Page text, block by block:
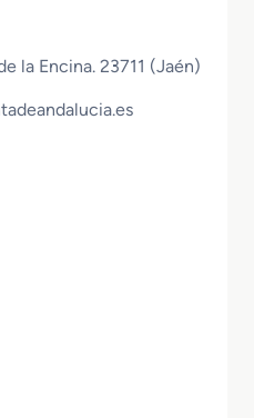
la Encina. 23711 (Jaén)